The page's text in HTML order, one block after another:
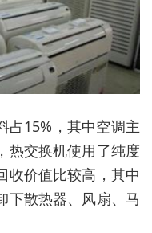
占15%，其中空调主
热交换机使用了纯度
收价值比较高，其中
下散热器、风扇、马